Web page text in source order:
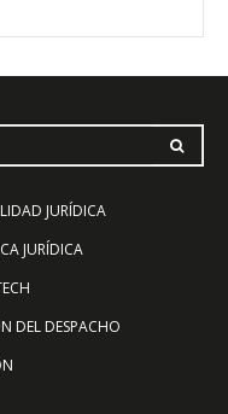
JURÍDICA
JURÍDICA
DEL DESPACHO